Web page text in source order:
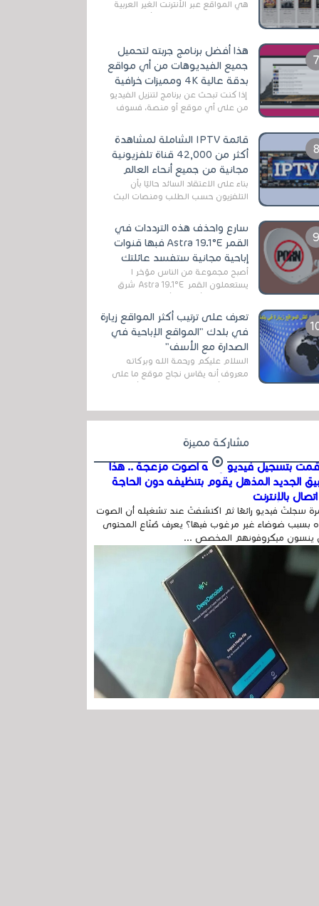
هي المواقع عبر الأنترنت الغير العربية
التي تقدم خدمة تحميل الأفلام على
هذا أفضل برنامج جربته لتحميل
جميع الفيديوهات من أي مواقع
بدقة عالية 4K ومميزات خرافية
إذا كنت تبحث عن برنامج لتنزيل الفيديو
من على أي موقع أو منصة، فسوف
الخاصة بالبرامج والتطبيقات في هذا
المج...
قائمة IPTV الشاملة لمشاهدة
أكثر من 42,000 قناة تلفزيونية
مجانية من جميع أنحاء العالم
بناءً على الاعتقاد السائد حاليًا بأن
التلفزيون حسب الطلب ومنصات البث
سارع واحذف هذه الترددات في
القمر Astra 19.1°E فبها قنوات
إباحية مجانية ستفسد عائلتك
أصبح مجموعة من الناس مؤخر ا
يستعملون القمر Astra 19.1°E شرق
قنوات مميزة جدا تنقل العديد من البرامج
اله...
تعرف على ترتيب أكثر المواقع زيارة
في بلدك "المواقع الإباحية في
الصدارة مع الأسف"
السلام عليكم ورحمة الله وبركاته
معروف أنه يقاس نجاح موقع ما على
في...
مشاركة مميزة
بتسجيل فيديو وفيه أصوت مزعجة .. هذا
الجديد المذهل يقوم بتنظيفه دون الحاجة
بالإنترنت
سجلتَ فيديو رائعًا ثم اكتشفتَ عند تشغيله أن الصوت
بسبب ضوضاء غير مرغوب فيها؟ يعرف صُنّاع المحتوى
ينسون ميكروفونهم المخصص ...